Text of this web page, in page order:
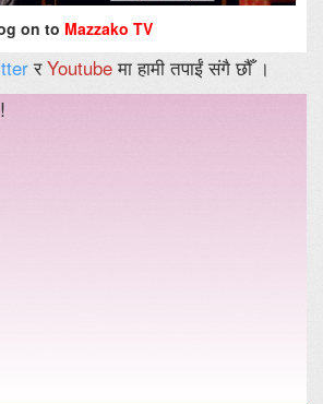
on to Mazzako TV
रYoutubeमा हामी तपाईं संगै छौँ ।